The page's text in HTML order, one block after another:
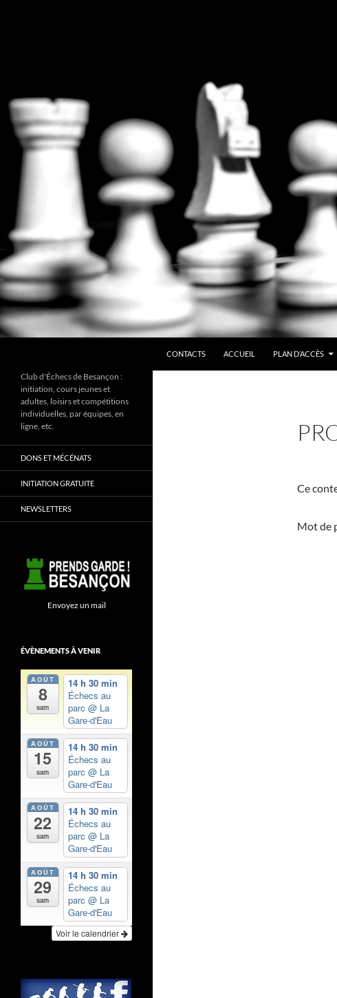
CONTACTS
ACCUEIL PLAN D’ACCÈS
Ce
Mot de
Club d'Échecs de Besançon :
initiation, cours jeunes et
adultes, loisirs et compétitions
individuelles, par équipes, en
ligne, etc.
DONS ET MÉCÉNATS
INITIATION GRATUITE
NEWSLETTERS
Envoyez un mail
ÉVÈNEMENTS À VENIR
AOÛT
8
sam
14 h 30 min
Échecs au
parc @ La
Gare-d'Eau
AOÛT
15
sam
14 h 30 min
Échecs au
parc @ La
Gare-d'Eau
AOÛT
22
sam
14 h 30 min
Échecs au
parc @ La
Gare-d'Eau
AOÛT
29
sam
14 h 30 min
Échecs au
parc @ La
Gare-d'Eau
Voir le calendrier